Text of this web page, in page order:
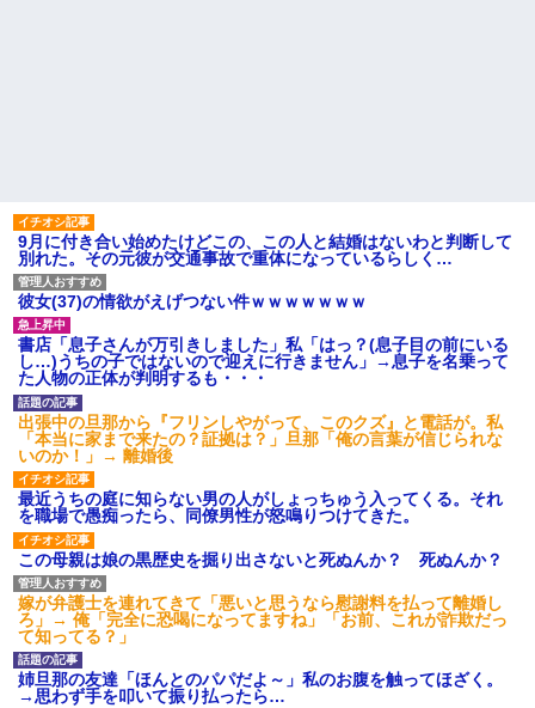
のお茶？」彼「ちっ！」私「」
【GIF】JSのカンチョーワロ
タ
後続車にクラクションを鳴ら
され彼氏が逆切れ。「何クラク
ション鳴らしてんだ！降りてこ
いよ！」と怒鳴りだし...
【衝撃】報酬100万円超の治験
募集がこちらｗｗｗｗｗ(※画像
あり)
【ネット騒然】惨殺されたタ
ワマン頂き女子のこの動画、す
げえええええｗｗｗｗｗｗｗｗ
ｗｗｗ
【愕然】白のクラウン俺氏、
高速道路左車線を制限速度で走
った結果wwwwwwwwwwww
百年の恋12-899 食べた量を
張り合ってくる
【悲報】佐藤輝明・・・２軍
でも盛大にやらかす←あまり悲
しませないでくれ
9月に付き合い始めたけどこの、この人と結婚はないわと判断して
別れた。その元彼が交通事故で重体になっているらしく…
彼女(37)の情欲がえげつない件ｗｗｗｗｗｗｗ
書店「息子さんが万引きしました」私「はっ？(息子目の前にいる
し…)うちの子ではないので迎えに行きません」→息子を名乗って
た人物の正体が判明するも・・・
出張中の旦那から『フリンしやがって、このクズ』と電話が。私
「本当に家まで来たの？証拠は？」旦那「俺の言葉が信じられな
いのか！」→ 離婚後
最近うちの庭に知らない男の人がしょっちゅう入ってくる。それ
を職場で愚痴ったら、同僚男性が怒鳴りつけてきた。
この母親は娘の黒歴史を掘り出さないと死ぬんか？ 死ぬんか？
嫁が弁護士を連れてきて「悪いと思うなら慰謝料を払って離婚し
ろ」→ 俺「完全に恐喝になってますね」「お前、これが詐欺だっ
て知ってる？」
姉旦那の友達「ほんとのパパだよ～」私のお腹を触ってほざく。
→思わず手を叩いて振り払ったら…